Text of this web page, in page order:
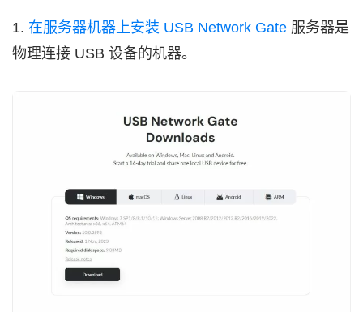
1. 在服务器机器上安装 USB Network Gate 服务器是
物理连接 USB 设备的机器。